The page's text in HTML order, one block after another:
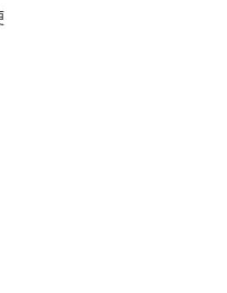
」的支付方式。 讓您購物簡單
儲值。
結帳。
，將跳轉至「AFTEE先享後付」
訊。
訊中的連結，可透過四大超商／